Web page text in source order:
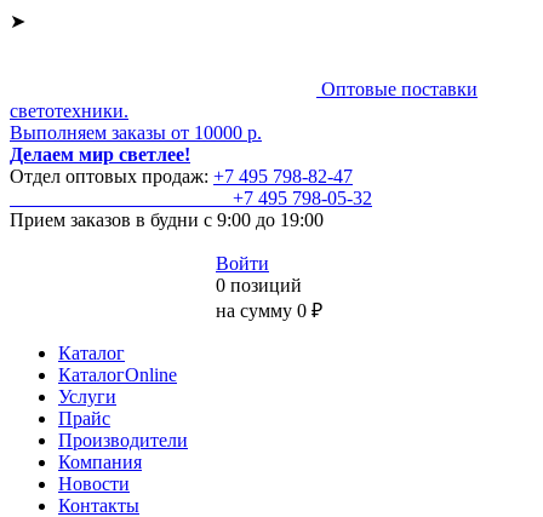
➤
Оптовые поставки
светотехники.
Выполняем заказы от 10000 р.
Делаем мир светлее!
Отдел оптовых продаж: +7 495 798-82-47
+7 495 798-05-32
Прием заказов в будни с 9:00 до 19:00
Войти
0 позиций
на сумму 0 ₽
Каталог
КаталогOnline
Услуги
Прайс
Производители
Компания
Новости
Контакты